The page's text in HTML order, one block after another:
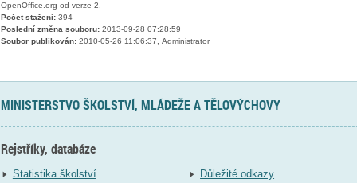
OpenOffice.org od verze 2.
Počet stažení:394
Poslední změna souboru:2013-09-28 07:28:59
Soubor publikován:2010-05-26 11:06:37, Administrator
MINISTERSTVO ŠKOLSTVÍ, MLÁDEŽE A TĚLOVÝCHOVY
Rejstříky, databáze
Statistika školství
Důležité odkazy